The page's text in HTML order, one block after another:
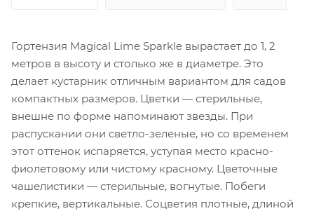
Гортензия Magical Lime Sparkle вырастает до 1, 2
метров в высоту и столько же в диаметре. Это
делает кустарник отличным вариантом для садов
компактных размеров. Цветки — стерильные,
внешне по форме напоминают звезды. При
распускании они светло-зеленые, но со временем
этот оттенок испаряется, уступая место красно-
фиолетовому или чистому красному. Цветочные
чашелистики — стерильные, вогнутые. Побеги
крепкие, вертикальные. Соцветия плотные, длиной